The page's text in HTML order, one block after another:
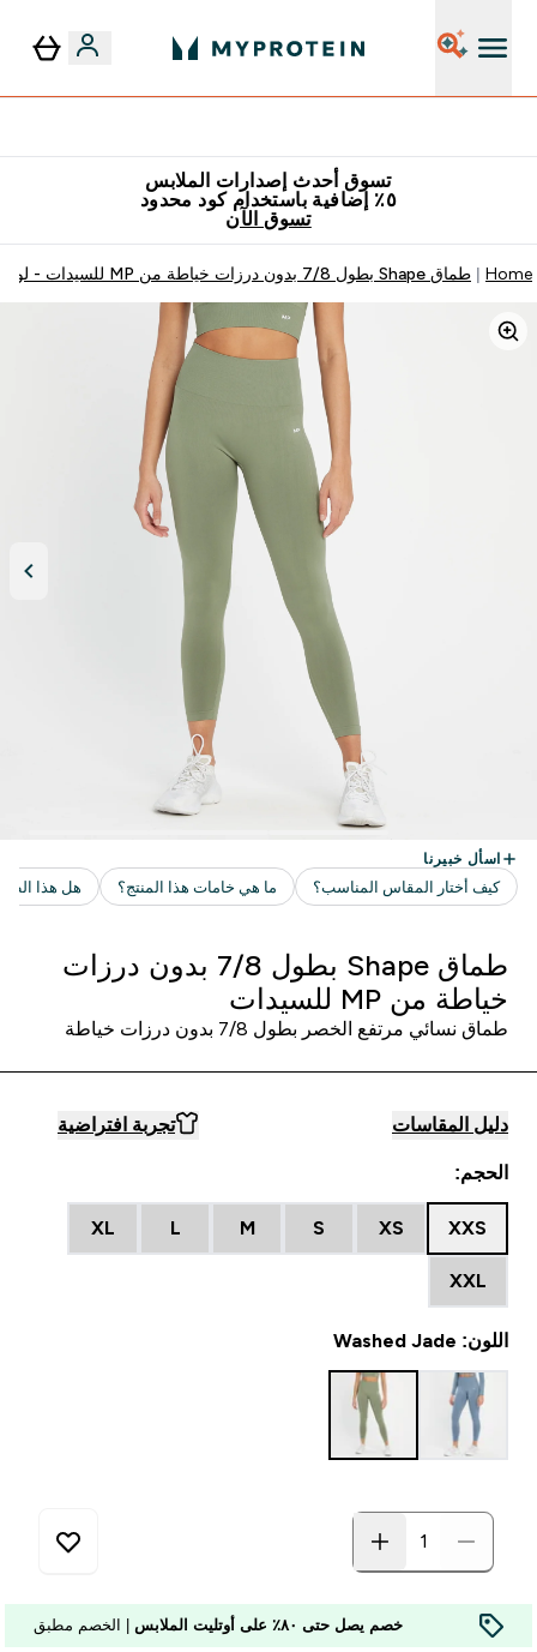
تسوق أحدث إصدارات الملابس
٥٪ إضافية باستخدام كود محدود
تسوق الآن
Home طماق Shape بطول 7/8 بدون درزات خياطة من MP للسيدات - لون رمادي سماوي
طماق Shape بطول 7/8 بدون درزات
خياطة من MP للسيدات
طماق نسائي مرتفع الخصر بطول 7/8 بدون درزات خياطة
دليل المقاسات تجربة افتراضية
الحجم:
XXS
XS
S
M
L
XL
XXL
اللون: Washed Jade
خصم يصل حتى ٨٠٪ على أوتليت الملابس | الخصم مطبق